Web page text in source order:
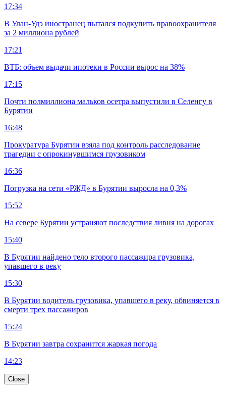
17:34
В Улан-Удэ иностранец пытался подкупить правоохранителя
за 2 миллиона рублей
17:21
ВТБ: объем выдачи ипотеки в России вырос на 38%
17:15
Почти полмиллиона мальков осетра выпустили в Селенгу в
Бурятии
16:48
Прокуратура Бурятии взяла под контроль расследование
трагедии с опрокинувшимся грузовиком
16:36
Погрузка на сети «РЖД» в Бурятии выросла на 0,3%
15:52
На севере Бурятии устраняют последствия ливня на дорогах
15:40
В Бурятии найдено тело второго пассажира грузовика,
упавшего в реку
15:30
В Бурятии водитель грузовика, упавшего в реку, обвиняется в
смерти трех пассажиров
15:24
В Бурятии завтра сохранится жаркая погода
14:23
Close